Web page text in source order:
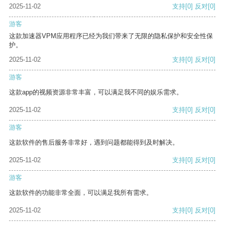
2025-11-02 支持[0] 反对[0]
游客
这款加速器VPM应用程序已经为我们带来了无限的隐私保护和安全性保
护。
2025-11-02
支持[0] 反对[0]
游客
这款app的视频资源非常丰富，可以满足我不同的娱乐需求。
2025-11-02 支持[0] 反对[0]
游客
这款软件的售后服务非常好，遇到问题都能得到及时解决。
2025-11-02 支持[0] 反对[0]
游客
这款软件的功能非常全面，可以满足我所有需求。
2025-11-02 支持[0] 反对[0]